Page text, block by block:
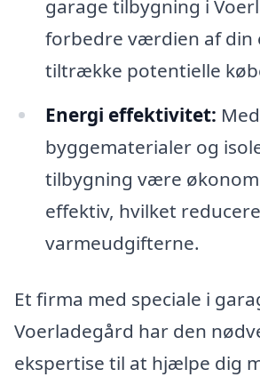
garage tilbygning i
forbedre værdien af din
tiltrække potentielle
Energi effektivitet:
byggematerialer og
tilbygning være
effektiv, hvilket
varmeudgifterne.
Et firma med speciale i
Voerladegård har den
ekspertise til at hjælpe dig